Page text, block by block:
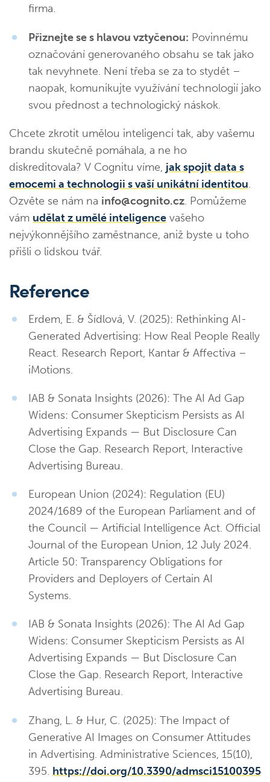
firma.
Přiznejte se s hlavou vztyčenou: Povinnému
označování generovaného obsahu se tak jako
tak nevyhnete. Není třeba se za to stydět –
naopak, komunikujte využívání technologií jako
svou přednost a technologický náskok.
Chcete zkrotit umělou inteligenci tak, aby vašemu
brandu skutečně pomáhala, a ne ho
diskreditovala? V Cognitu víme, jak spojit data s
emocemi a technologii s vaší unikátní identitou.
Ozvěte se nám na info@cognito.cz. Pomůžeme
vám udělat z umělé inteligence vašeho
nejvýkonnějšího zaměstnance, aniž byste u toho
přišli o lidskou tvář.
Reference
Erdem, E. & Šídlová, V. (2025): Rethinking AI-
Generated Advertising: How Real People Really
React. Research Report, Kantar & Affectiva –
iMotions.
IAB & Sonata Insights (2026): The AI Ad Gap
Widens: Consumer Skepticism Persists as AI
Advertising Expands — But Disclosure Can
Close the Gap. Research Report, Interactive
Advertising Bureau.
European Union (2024): Regulation (EU)
2024/1689 of the European Parliament and of
the Council — Artificial Intelligence Act. Official
Journal of the European Union, 12 July 2024.
Article 50: Transparency Obligations for
Providers and Deployers of Certain AI
Systems.
IAB & Sonata Insights (2026): The AI Ad Gap
Widens: Consumer Skepticism Persists as AI
Advertising Expands — But Disclosure Can
Close the Gap. Research Report, Interactive
Advertising Bureau.
Zhang, L. & Hur, C. (2025): The Impact of
Generative AI Images on Consumer Attitudes
in Advertising. Administrative Sciences, 15(10),
395. https://doi.org/10.3390/admsci15100395